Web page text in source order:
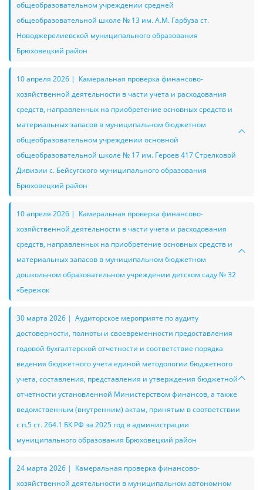
общеобразовательном учреждении средней
общеобразовательной школе № 13 им. А.М. Гарбуза ст.
Новоджерелиевской муниципального образования
Брюховецкий район
10 апреля 2026 | Камеральная проверка финансово-
хозяйственной деятельности в части учета и расходования
средств, направленных на приобретение основных средств и
материальных запасов в муниципальном бюджетном
общеобразовательном учреждении основной
общеобразовательной школе № 17 им. Героев 417 Стрелковой
Дивизии с. Бейсугского муниципального образования
Брюховецкий район
10 апреля 2026 | Камеральная проверка финансово-
хозяйственной деятельности в части учета и расходования
средств, направленных на приобретение основных средств и
материальных запасов в муниципальном бюджетном
дошкольном образовательном учреждении детском саду № 32
«Бережок
30 марта 2026 | Аудиторское мероприяте по аудиту
достоверности, полноты и своевременности предоставления
годовой бухгалтерской отчетности и соответствие порядка
ведения бюджетного учета единой методологии бюджетного
учета, составления, представления и утверждения бюджетной
отчетности установленной Министерством финансов, а также
ведомственным (внутренним) актам, принятым в соответствии
с п.5 ст. 264.1 БК РФ за 2025 год в администрации
муниципального образования Брюховецкий район
24 марта 2026 | Камеральная проверка финансово-
хозяйственной деятельности в муниципальном автономном